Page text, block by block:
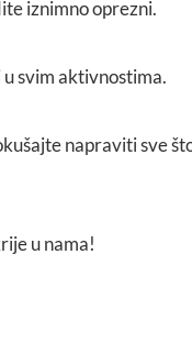
iznimno oprezni.
svim aktivnostima.
napraviti sve
u nama!